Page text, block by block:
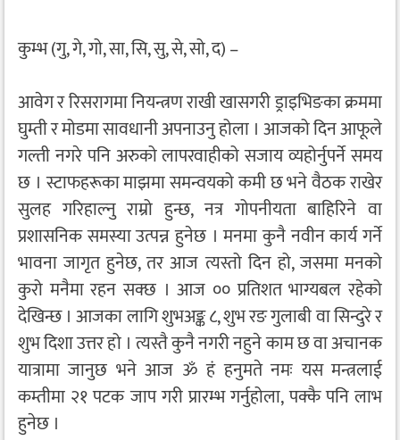
कुम्भ (गु, गे, गो, सा, सि, सु, से, सो, द) –
आवेग र रिसरागमा नियन्त्रण राखी खासगरी ड्राइभिङका क्रममा
घुम्ती र मोडमा सावधानी अपनाउनु होला । आजको दिन आफूले
गल्ती नगरे पनि अरुको लापरवाहीको सजाय व्यहोर्नुपर्ने समय
छ । स्टाफहरूका माझमा समन्वयको कमी छ भने वैठक राखेर
सुलह गरिहाल्नु राम्रो हुन्छ, नत्र गोपनीयता बाहिरिने वा
प्रशासनिक समस्या उत्पन्न हुनेछ । मनमा कुनै नवीन कार्य गर्ने
भावना जागृत हुनेछ, तर आज त्यस्तो दिन हो, जसमा मनको
कुरो मनैमा रहन सक्छ । आज ०० प्रतिशत भाग्यबल रहेको
देखिन्छ । आजका लागि शुभअङ्क ८, शुभ रङ गुलाबी वा सिन्दुरे र
शुभ दिशा उत्तर हो । त्यस्तै कुनै नगरी नहुने काम छ वा अचानक
यात्रामा जानुछ भने आज ॐ हं हनुमते नमः यस मन्त्रलाई
कम्तीमा २१ पटक जाप गरी प्रारम्भ गर्नुहोला, पक्कै पनि लाभ
हुनेछ ।